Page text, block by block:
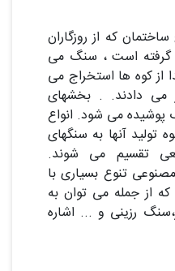
که از روزگاران
گرفته است ، سنگ می
از کوه ها استخراج می
می دادند. . بخشهای
پوشیده می شود. انواع
آنها به سنگهای
تقسیم می شوند.
تنوع بسیاری با
از جمله می توان به
رزینی و ... اشاره